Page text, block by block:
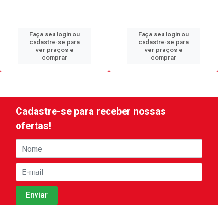
Faça seu login ou
cadastre-se para
ver preços e
comprar
Faça seu login ou
cadastre-se para
ver preços e
comprar
Cadastre-se para receber nossas
ofertas!